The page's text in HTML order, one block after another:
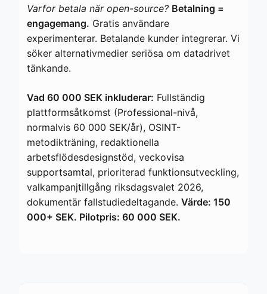
Varfor betala när open-source? Betalning =
engagemang. Gratis användare
experimenterar. Betalande kunder integrerar. Vi
söker alternativmedier seriösa om datadrivet
tänkande.
Vad 60 000 SEK inkluderar: Fullständig
plattformsåtkomst (Professional-nivå,
normalvis 60 000 SEK/år), OSINT-
metodikträning, redaktionella
arbetsflödesdesignstöd, veckovisa
supportsamtal, prioriterad funktionsutveckling,
valkampanjtillgång riksdagsvalet 2026,
dokumentär fallstudiedeltagande. Värde: 150
000+ SEK. Pilotpris: 60 000 SEK.